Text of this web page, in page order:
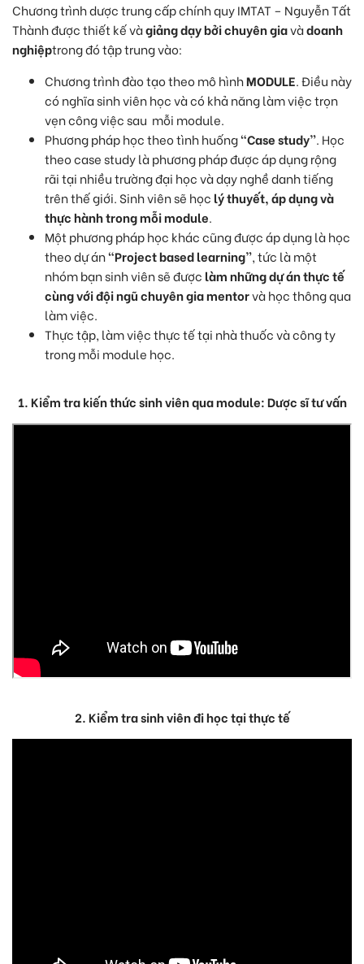
Chương trình dược trung cấp chính quy IMTAT – Nguyễn Tất
Thành được thiết kế vàgiảng dạy bởi chuyên giavàdoanh
nghiệptrong đó tập trung vào:
Chương trình đào tạo theo mô hìnhMODULE. Điều này
có nghĩa sinh viên học và có khả năng làm việc trọn
vẹn công việc sau mỗi module.
Phương pháp học theo tình huống“Case study”. Học
theo case study là phương pháp được áp dụng rộng
rãi tại nhiều trường đại học và dạy nghề danh tiếng
trên thế giới. Sinh viên sẽ học lý thuyết, áp dụng và
thực hành trong mỗi module.
Một phương pháp học khác cũng được áp dụng là học
theo dự án“Project based learning”, tức là một
nhóm bạn sinh viên sẽ được làm những dự án thực tế
cùng với đội ngũ chuyên gia mentorvà học thông qua
làm việc.
Thực tập, làm việc thực tế tại nhà thuốc và công ty
trong mỗi module học.
1. Kiểm tra kiến thức sinh viên qua module: Dược sĩ tư vấn
2. Kiểm tra sinh viên đi học tại thực tế